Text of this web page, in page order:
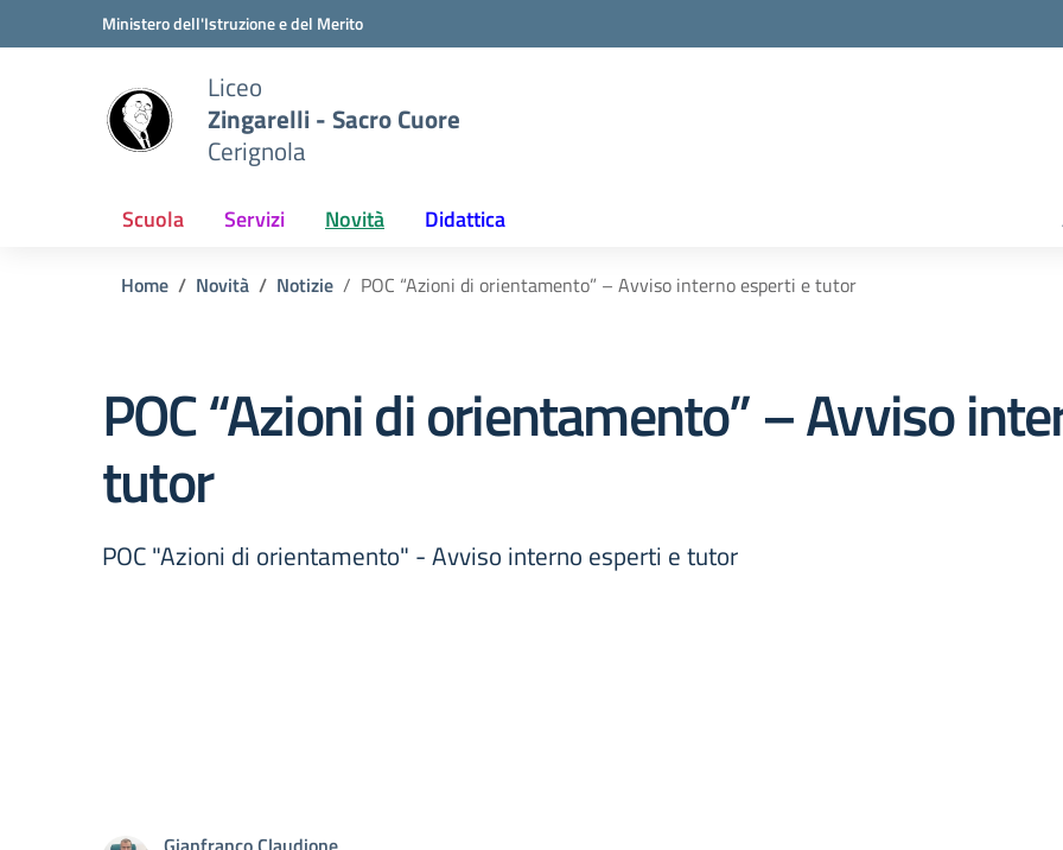
Vai ai contenuti
Vai al menu di navigazioneMinistero dell'Istruzione e del Merito
Liceo
Zingarelli - Sacro Cuore
Cerignola
Scuola Servizi Novità Didattica
Home Novità Notizie POC “Azioni di orientamento” – Avviso interno esperti e tutor
POC “Azioni di orientamento” – Avviso
tutor
POC "Azioni di orientamento" - Avviso interno esperti e tutor